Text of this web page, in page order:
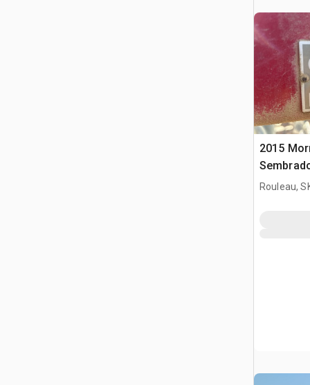
2015
Rouleau,